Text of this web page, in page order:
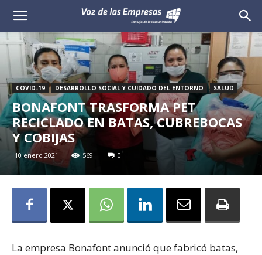
Voz
de
Empresas
COVID-19 DESARROLLO SOCIAL Y CUIDADO DEL ENTORNO SALUD
BONAFONT TRASFORMA PET
RECICLADO EN BATAS, CUBREBOCAS
Y COBIJAS
10 enero 2021 569 0
La empresa Bonafont anunció que fabricó batas,